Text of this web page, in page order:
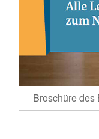
Broschüre